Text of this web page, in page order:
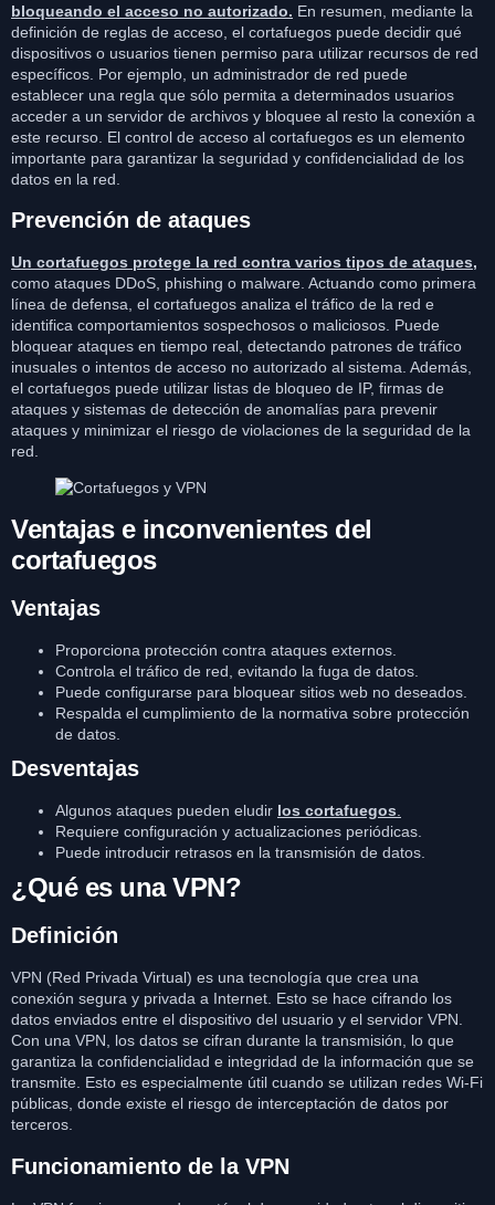
bloqueando el acceso no autorizado. En resumen, mediante la
definición de reglas de acceso, el cortafuegos puede decidir qué
dispositivos o usuarios tienen permiso para utilizar recursos de red
específicos. Por ejemplo, un administrador de red puede
establecer una regla que sólo permita a determinados usuarios
acceder a un servidor de archivos y bloquee al resto la conexión a
este recurso. El control de acceso al cortafuegos es un elemento
importante para garantizar la seguridad y confidencialidad de los
datos en la red.
Prevención de ataques
Un cortafuegos protege la red contra varios tipos de ataques,
como ataques DDoS, phishing o malware. Actuando como primera
línea de defensa, el cortafuegos analiza el tráfico de la red e
identifica comportamientos sospechosos o maliciosos. Puede
bloquear ataques en tiempo real, detectando patrones de tráfico
inusuales o intentos de acceso no autorizado al sistema. Además,
el cortafuegos puede utilizar listas de bloqueo de IP, firmas de
ataques y sistemas de detección de anomalías para prevenir
ataques y minimizar el riesgo de violaciones de la seguridad de la
red.
Ventajas e inconvenientes del
cortafuegos
Ventajas
Proporciona protección contra ataques externos.
Controla el tráfico de red, evitando la fuga de datos.
Puede configurarse para bloquear sitios web no deseados.
Respalda el cumplimiento de la normativa sobre protección
de datos.
Desventajas
Algunos ataques pueden eludir los cortafuegos.
Requiere configuración y actualizaciones periódicas.
Puede introducir retrasos en la transmisión de datos.
¿Qué es una VPN?
Definición
VPN (Red Privada Virtual) es una tecnología que crea una
conexión segura y privada a Internet. Esto se hace cifrando los
datos enviados entre el dispositivo del usuario y el servidor VPN.
Con una VPN, los datos se cifran durante la transmisión, lo que
garantiza la confidencialidad e integridad de la información que se
transmite. Esto es especialmente útil cuando se utilizan redes Wi-Fi
públicas, donde existe el riesgo de interceptación de datos por
terceros.
Funcionamiento de la VPN